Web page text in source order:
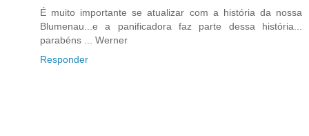
É muito importante se atualizar com a história da nossa
Blumenau...e a panificadora faz parte dessa história...
parabéns ... Werner
Responder